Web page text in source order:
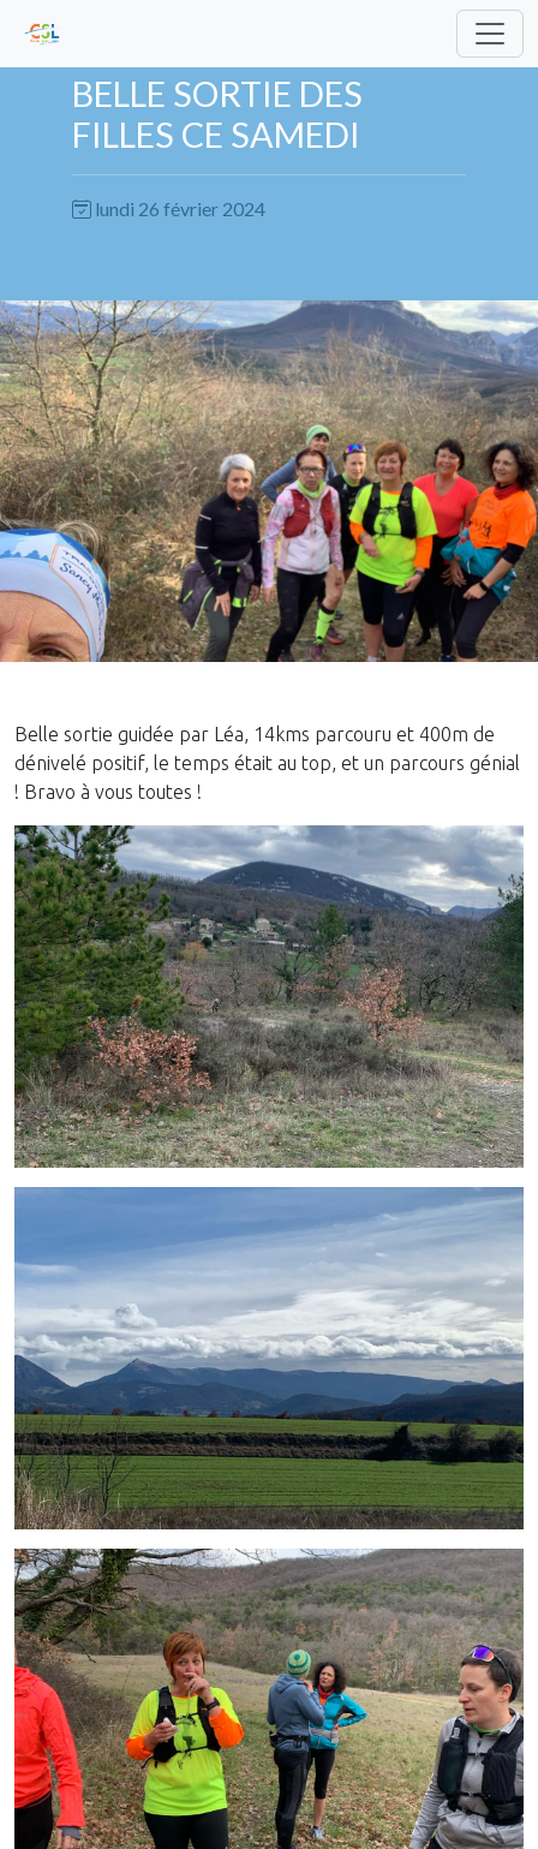
BELLE SORTIE DES
FILLES CE SAMEDI
lundi 26 février 2024
Belle sortie guidée par Léa, 14kms parcouru et 400m de
dénivelé positif, le temps était au top, et un parcours génial
! Bravo à vous toutes !